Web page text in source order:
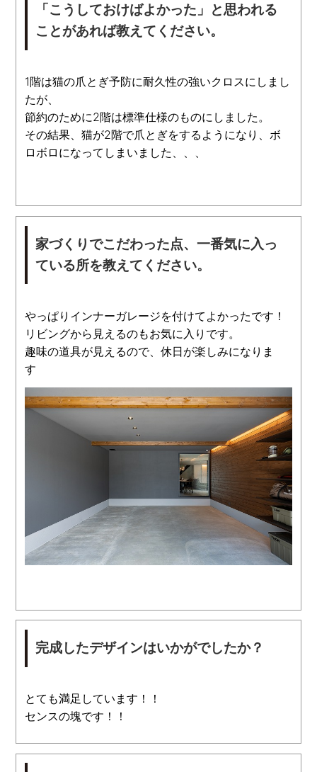
「こうしておけばよかった」と思われる
ことがあれば教えてください。
1階は猫の爪とぎ予防に耐久性の強いクロスにしまし
たが、
節約のために2階は標準仕様のものにしました。
その結果、猫が2階で爪とぎをするようになり、ボ
ロボロになってしまいました、、、
家づくりでこだわった点、一番気に入っ
ている所を教えてください。
やっぱりインナーガレージを付けてよかったです！
リビングから見えるのもお気に入りです。
趣味の道具が見えるので、休日が楽しみになりま
す
完成したデザインはいかがでしたか？
とても満足しています！！
センスの塊です！！